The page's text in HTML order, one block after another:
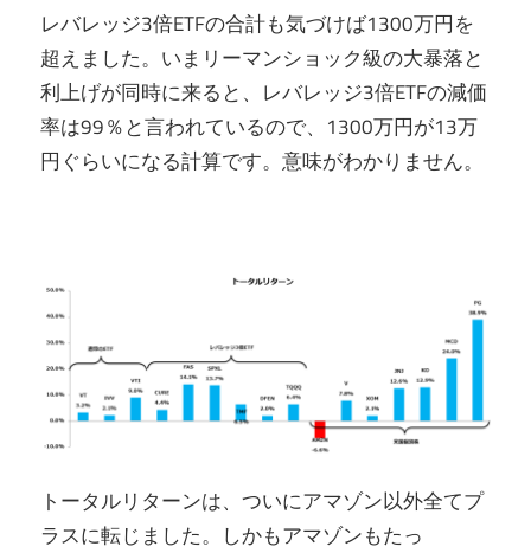
レバレッジ3倍ETFの合計も気づけば1300万円を
超えました。いまリーマンショック級の大暴落と
利上げが同時に来ると、レバレッジ3倍ETFの減価
率は99％と言われているので、1300万円が13万
円ぐらいになる計算です。意味がわかりません。
トータルリターンは、ついにアマゾン以外全てプ
ラスに転じました。しかもアマゾンもたっ